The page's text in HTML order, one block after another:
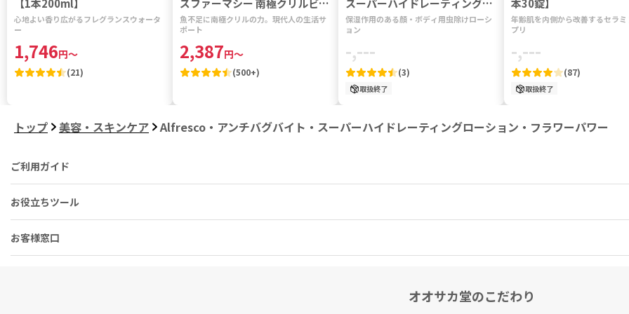
【1本200ml】
心地よい香り広がるフレグランスウォータ
ー
1,746円～
(21)
ズファーマシー 南極クリルビタ
ミン 【1袋120粒】
魚不足に南極クリルの力。現代人の生活サ
ポート
2,387円～
(500+)
スーパーハイドレーティングロ
ーション(フラワーパワー) 【1
本50ml】
保湿作用のある顔・ボディ用虫除けローシ
ョン
-,---
(3)
取扱終了
本30錠】
年齢肌を内側から改善するセラ
プリ
-,---
(87)
取扱終了
トップ 美容・スキンケア Alfresco・アンチバグバイト・スーパーハイドレーティングローション・フラワーパワー
ご利用ガイド
お役立ちツール
お客様窓口
オオサカ堂のこだわり